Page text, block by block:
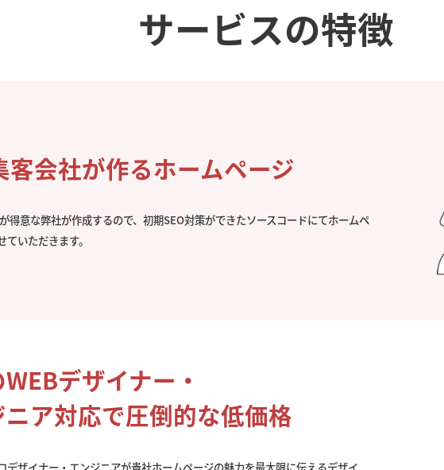
サービスの特徴
客会社が作るホームページ
得意な弊社が作成するので、初期SEO対策ができたソースコードにてホームペ
ていただきます。
デザイナー・
ア対応で圧倒的な低価格
デザイナー・エンジニアが貴社ホームページの魅力を最大限に伝えるデザイ